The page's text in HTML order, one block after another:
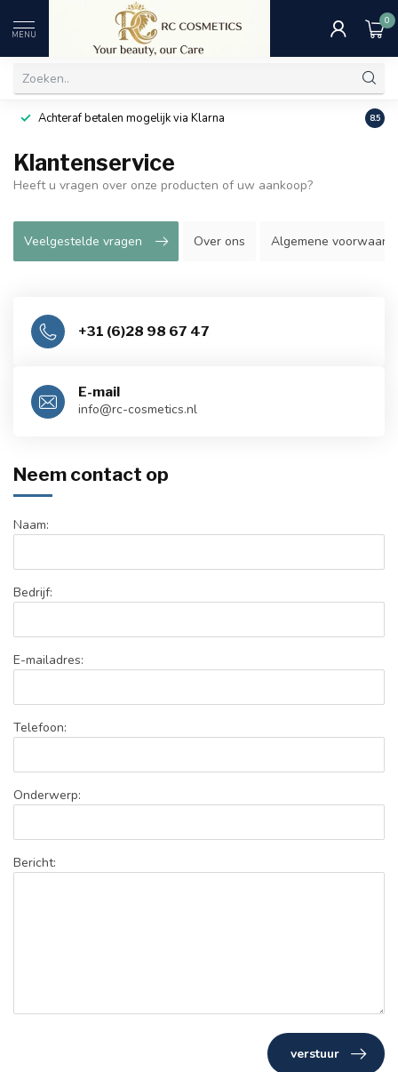
MENU
0
Achteraf betalen mogelijk via Klarna 8.5
Klantenservice
Heeft u vragen over onze producten of uw aankoop?
Veelgestelde vragen Over ons Algemene
+31 (6)28 98 67 47
E-mail
info@rc-cosmetics.nl
Neem contact op
Naam:
Bedrijf:
E-mailadres:
Telefoon:
Onderwerp:
Bericht:
verstuur